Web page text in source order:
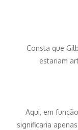
Consta que
estariam
Aqui, em
significaria